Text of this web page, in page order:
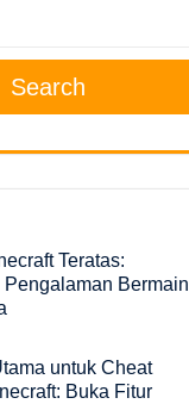
Search
Teratas:
Pengalaman Bermain
untuk Cheat
Buka Fitur